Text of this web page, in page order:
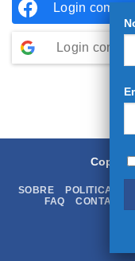
Login com
Login com o
SOBRE POLITICA DE
FAQ
CONTATOS